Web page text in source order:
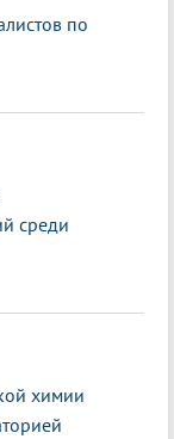
по
среди
химии